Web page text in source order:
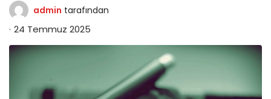
admin tarafından
24 Temmuz 2025